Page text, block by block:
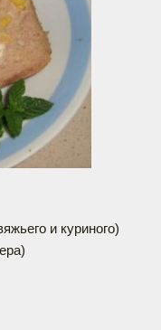
и куриного)